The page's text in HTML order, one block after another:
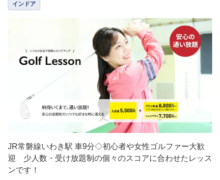
インドア
JR常磐線いわき駅 車9分◇初心者や女性ゴルファー大歓
迎 少人数・受け放題制の個々のスコアに合わせたレッス
ンです！